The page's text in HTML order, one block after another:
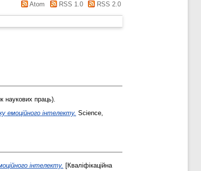
Atom RSS 1.0 RSS 2.0
наукових праць).
емоційного інтелекту. Science,
інтелекту. [Кваліфікаційна